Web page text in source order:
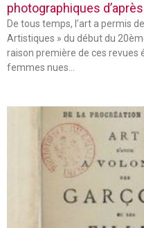
photographiques
De tous temps, l’art a permis
Artistiques » du début du
raison première de ces revues
femmes nues…